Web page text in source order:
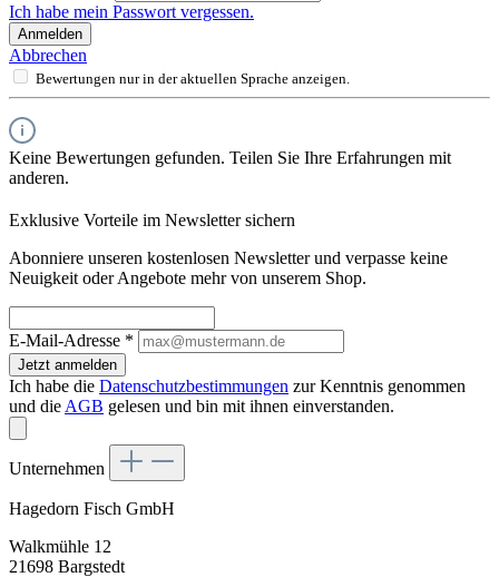
Ich habe mein Passwort vergessen.
Anmelden
Abbrechen
Bewertungen nur in der aktuellen Sprache anzeigen.
Keine Bewertungen gefunden. Teilen Sie Ihre Erfahrungen mit
anderen.
Exklusive Vorteile im Newsletter sichern
Abonniere unseren kostenlosen Newsletter und verpasse keine
Neuigkeit oder Angebote mehr von unserem Shop.
E-Mail-Adresse *
Jetzt anmelden
Ich habe die Datenschutzbestimmungen zur Kenntnis genommen
und die AGB gelesen und bin mit ihnen einverstanden.
Unternehmen
Hagedorn Fisch GmbH
Walkmühle 12
21698 Bargstedt